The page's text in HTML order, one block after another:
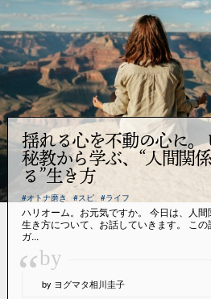
揺れる心を不動の心に。
秘教から学ぶ、“人間関
る”生き方
#オトナ磨き #スピ #ライフ
ハリオーム。お元気ですか。 今日は、人間
生き方について、お話していきます。 この
ガ...
“by
by ヨグマタ相川圭子